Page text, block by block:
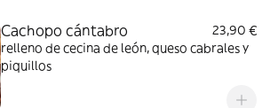
Cachopo cántabro
23,90 €
relleno de cecina de león, queso cabrales y
piquillos